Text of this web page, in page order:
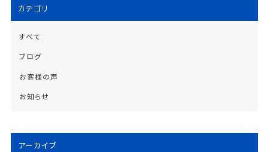
カテゴリ
すべて
ブログ
お客様の声
お知らせ
アーカイブ